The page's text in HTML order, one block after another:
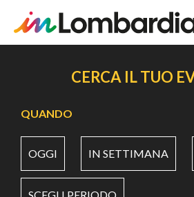
principale
CERCA IL TUO
QUANDO
OGGI IN SETTIMANA